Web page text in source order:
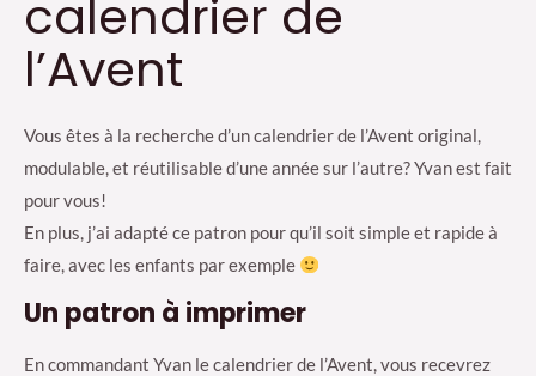
débutant
calendrier de
l’Avent
Vous êtes à la recherche d’un calendrier de l’Avent original,
modulable, et réutilisable d’une année sur l’autre? Yvan est fait
pour vous!
En plus, j’ai adapté ce patron pour qu’il soit simple et rapide à
faire, avec les enfants par exemple
Un patron à imprimer
En commandant Yvan le calendrier de l’Avent, vous recevrez